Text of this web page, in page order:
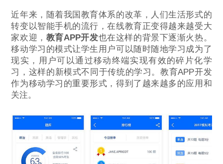
近年来，随着我国教育体系的改革，人们生活形式的
转变以智能手机的流行，在线教育正变得越来越受大
家欢迎， 教育APP开发也在这样的背景下逐渐火热。
移动学习的模式让学生用户可以随时随地学习成为了
现实，用户可以通过移动终端实现有效的碎片化学
习，这样的新模式不同于传统的学习。教育APP开发
作为移动学习的重要形式，得到了越来越多的应用和
关注。